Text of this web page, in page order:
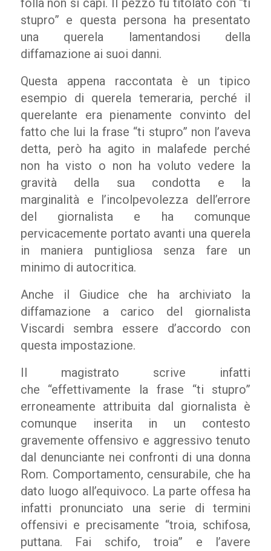
folla non si capì. Il pezzo fu titolato con “ti
stupro” e questa persona ha presentato
una querela lamentandosi della
diffamazione ai suoi danni.
Questa appena raccontata è un tipico
esempio di querela temeraria, perché il
querelante era pienamente convinto del
fatto che lui la frase “ti stupro” non l’aveva
detta, però ha agito in malafede perché
non ha visto o non ha voluto vedere la
gravità della sua condotta e la
marginalità
e l’incolpevolezza dell’errore
del giornalista e ha comunque
pervicacemente portato avanti una querela
in maniera puntigliosa senza fare un
minimo di autocritica.
Anche il Giudice che ha archiviato la
diffamazione a carico del giornalista
Viscardi sembra essere d’accordo con
questa impostazione.
Il magistrato scrive infatti
che
“effettivamente la frase “ti stupro”
erroneamente attribuita dal giornalista è
comunque inserita in un contesto
gravemente offensivo e aggressivo tenuto
dal denunciante nei confronti di una donna
Rom. Comportamento, censurabile, che ha
dato luogo all’equivoco. La parte offesa ha
infatti pronunciato una serie di termini
offensivi e precisamente “troia, schifosa,
puttana. Fai schifo, troia” e l’avere